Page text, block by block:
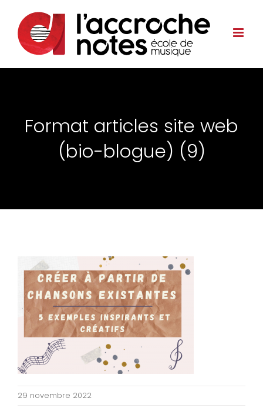
Format articles site web
(bio-blogue) (9)
29 novembre 2022